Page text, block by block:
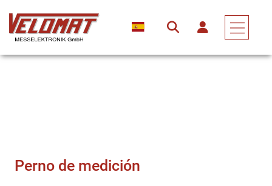
Perno de medición